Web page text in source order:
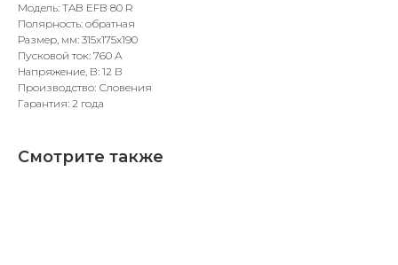
Модель: TAB EFB 80 R
Полярность: обратная
Размер, мм: 315x175x190
Пусковой ток: 760 А
Напряжение, В: 12 В
Производство: Словения
Гарантия: 2 года
Смотрите также